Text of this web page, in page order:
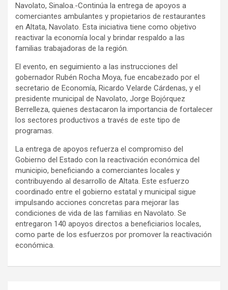
Navolato, Sinaloa.-Continúa la entrega de apoyos a
comerciantes ambulantes y propietarios de restaurantes
en Altata, Navolato. Esta iniciativa tiene como objetivo
reactivar la economía local y brindar respaldo a las
familias trabajadoras de la región.
El evento, en seguimiento a las instrucciones del
gobernador Rubén Rocha Moya, fue encabezado por el
secretario de Economía, Ricardo Velarde Cárdenas, y el
presidente municipal de Navolato, Jorge Bojórquez
Berrelleza, quienes destacaron la importancia de fortalecer
los sectores productivos a través de este tipo de
programas.
La entrega de apoyos refuerza el compromiso del
Gobierno del Estado con la reactivación económica del
municipio, beneficiando a comerciantes locales y
contribuyendo al desarrollo de Altata. Este esfuerzo
coordinado entre el gobierno estatal y municipal sigue
impulsando acciones concretas para mejorar las
condiciones de vida de las familias en Navolato. Se
entregaron 140 apoyos directos a beneficiarios locales,
como parte de los esfuerzos por promover la reactivación
económica.